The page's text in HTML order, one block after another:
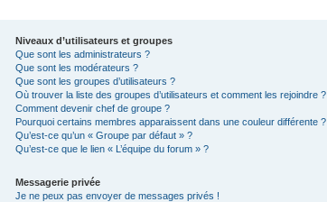
Niveaux d’utilisateurs et groupes
Que sont les administrateurs ?
Que sont les modérateurs ?
Que sont les groupes d’utilisateurs ?
Où trouver la liste des groupes d’utilisateurs et comment les rejoindre ?
Comment devenir chef de groupe ?
Pourquoi certains membres apparaissent dans une couleur différente ?
Qu’est-ce qu’un « Groupe par défaut » ?
Qu’est-ce que le lien « L’équipe du forum » ?
Messagerie privée
Je ne peux pas envoyer de messages privés !